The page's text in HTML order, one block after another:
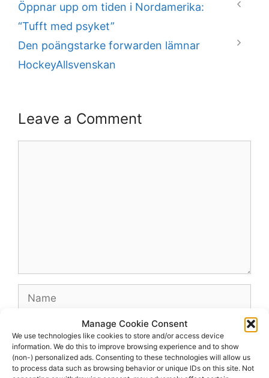
Manage Cookie Consent
We use technologies like cookies to store and/or access device
information. We do this to improve browsing experience and to show
(non-) personalized ads. Consenting to these technologies will allow us
to process data such as browsing behavior or unique IDs on this site. Not
Öppnar upp om tiden i Nordamerika:
“Tufft med psyket”
Den poängstarke forwarden lämnar
HockeyAllsvenskan
Leave a Comment
Name
Website